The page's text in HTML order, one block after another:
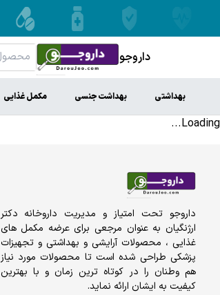
داروجو
بهداشتی بهداشت جنسی مکمل غذایی
Loading...
داروجو تحت امتیاز و مدیریت داروخانه دکتر
ارژنگیان به عنوان مرجعی برای عرضه مکمل های
غذایی ، محصولات آرایشی و بهداشتی و تجهیزات
پزشکی طراحی شده است تا محصولات مورد نیاز
هم وطنان را در کوتاه ترین زمان و با بهترین
کیفیت به ایشان ارائه نماید.